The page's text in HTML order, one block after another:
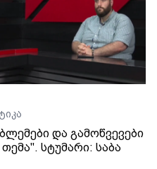
და გამოწვევები
სტუმარი: საბა